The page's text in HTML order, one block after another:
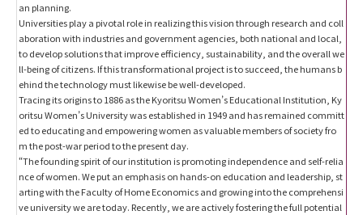
an planning.
Universities play a pivotal role in realizing this vision through research and coll
aboration with industries and government agencies, both national and local,
to develop solutions that improve efficiency, sustainability, and the overall we
ll-being of citizens. If this transformational project is to succeed, the humans b
ehind the technology must likewise be well-developed.
Tracing its origins to 1886 as the Kyoritsu Women’s Educational Institution, Ky
oritsu Women’s University was established in 1949 and has remained committ
ed to educating and empowering women as valuable members of society fro
m the post-war period to the present day.
“The founding spirit of our institution is promoting independence and self-relia
nce of women. We put an emphasis on hands-on education and leadership, st
arting with the Faculty of Home Economics and growing into the comprehensi
ve university we are today. Recently, we are actively fostering the full potential